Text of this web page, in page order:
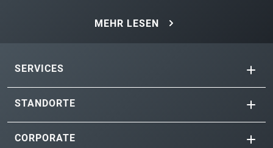
MEHR LESEN
SERVICES
STANDORTE
CORPORATE